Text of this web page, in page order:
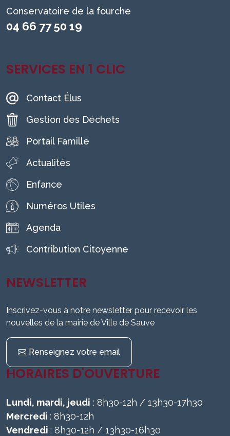
Conservatoire de la fourche
04 66 77 50 19
SERVICES EN 1 CLIC
Contact Élus
Gestion des Déchets
Portail Famille
Actualités
Enfance
Numéros Utiles
Agenda
Contribution Citoyenne
NEWSLETTER
Inscrivez-vous à notre newsletter pour recevoir les
nouvelles de la mairie de Ville de Sauve
Renseignez votre email
HORAIRES D'OUVERTURE
Lundi, mardi, jeudi : 8h30-12h / 13h30-17h30
Mercredi : 8h30-12h
Vendredi : 8h30-12h / 13h30-16h30